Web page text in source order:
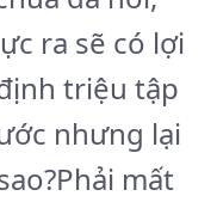
ra sẽ có lợi
triệu tập
nhưng lại
mất